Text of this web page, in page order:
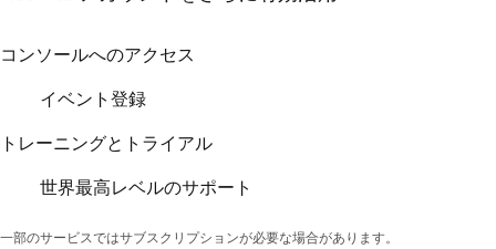
コンソールへのアクセス
イベント登録
トレーニングとトライアル
世界最高レベルのサポート
一部のサービスではサブスクリプションが必要な場合があります。